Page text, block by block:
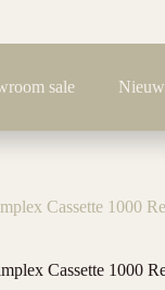
sale
Cassette 1000
Cassette 1000